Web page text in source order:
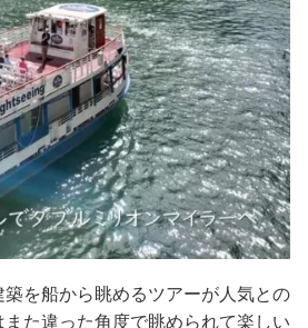
を船から眺めるツアーが人気との
た違った角度で眺められて楽しい